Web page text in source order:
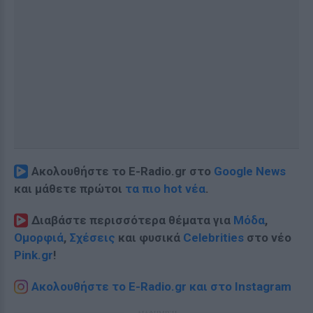
Ακολουθήστε το E-Radio.gr στο Google News
και μάθετε πρώτοι τα πιο hot νέα.
Διαβάστε περισσότερα θέματα για Μόδα,
Ομορφιά, Σχέσεις και φυσικά Celebrities στο νέο
Pink.gr!
Ακολουθήστε το E-Radio.gr και στο Instagram